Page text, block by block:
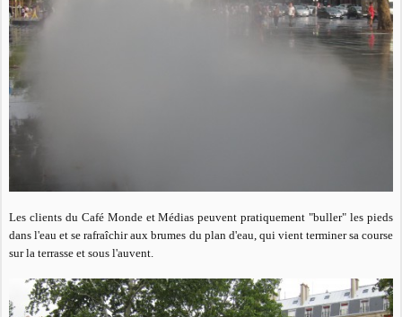
Les clients du Café Monde et Médias peuvent pratiquement "buller" les pieds
dans l'eau et se rafraîchir aux brumes du plan d'eau, qui vient terminer sa course
sur la terrasse et sous l'auvent.